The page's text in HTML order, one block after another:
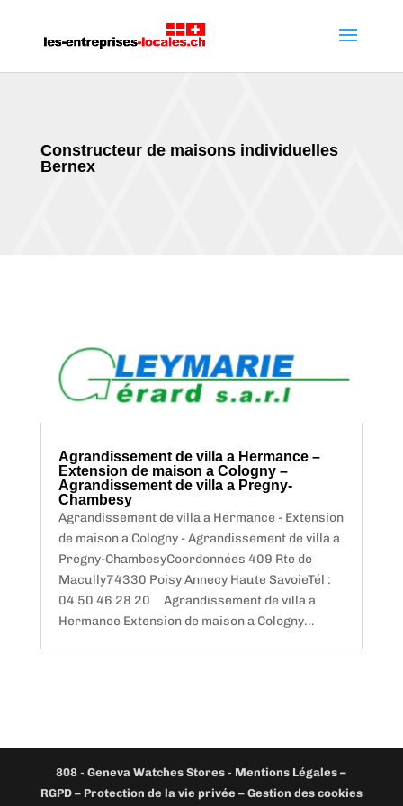
Constructeur de maisons individuelles
Bernex
Agrandissement de villa a Hermance –
Extension de maison a Cologny –
Agrandissement de villa a Pregny-
Chambesy
Agrandissement de villa a Hermance - Extension
de maison a Cologny - Agrandissement de villa a
Pregny-ChambesyCoordonnées 409 Rte de
Macully74330 Poisy Annecy Haute SavoieTél :
04 50 46 28 20 Agrandissement de villa a
Hermance Extension de maison a Cologny...
808 -Geneva Watches Stores - Mentions Légales –
RGPD – Protection de la vie privée – Gestion des cookies